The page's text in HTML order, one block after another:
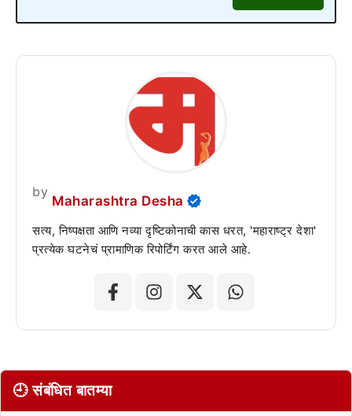
by
Maharashtra Desha
सत्य, निष्पक्षता आणि नव्या दृष्टिकोनाची कास धरत, 'महाराष्ट्र देशा'
प्रत्येक घटनेचं प्रामाणिक रिपोर्टिंग करत आले आहे.
🕘 संबंधित बातम्या